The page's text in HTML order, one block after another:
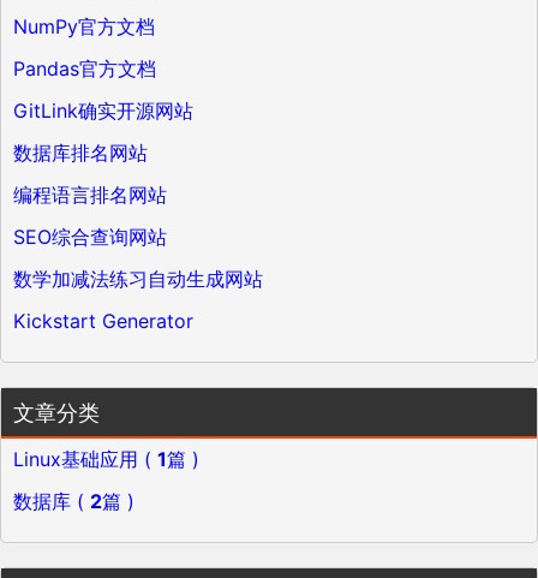
NumPy官方文档
Pandas官方文档
GitLink确实开源网站
数据库排名网站
编程语言排名网站
SEO综合查询网站
数学加减法练习自动生成网站
Kickstart Generator
文章分类
Linux基础应用 ( 1篇 )
数据库 ( 2篇 )